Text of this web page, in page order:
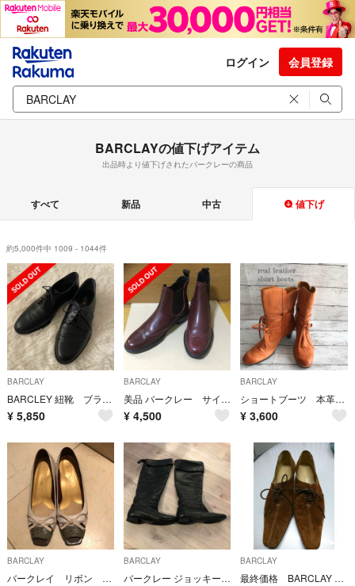
ログイン 会員登録
BARCLAYの値下げアイテム
出品時より値下げされたバークレーの商品
すべて 新品 中古 値下げ
約5,000件中 1009 - 1044件
BARCLAY
BARCLEY 紐靴 ブラック
¥ 5,850
BARCLAY
美品 バークレー サイドゴア ショートブーツ
¥ 4,500
BARCLAY
ショートブーツ 本革 2way リボン リアルレザー
¥ 3,600
BARCLAY
バークレイ リボン パンプス 23.5 EE
BARCLAY
バークレー ジョッキーブーツ
BARCLAY
最終価格 BARCLAY スウェードパンプス